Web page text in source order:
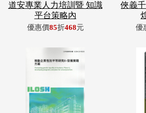
道安專業人力培訓暨 知識
平台策略內
優惠價85折468元
俠義
優